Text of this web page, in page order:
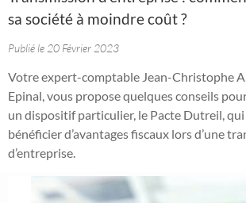
sa société à moindre coût ?
Publié le 20 Février 2023
Votre expert-comptable Jean-Christophe
Epinal, vous propose quelques conseils
un dispositif particulier, le Pacte Dutreil,
bénéficier d’avantages fiscaux lors d’une
d’entreprise.